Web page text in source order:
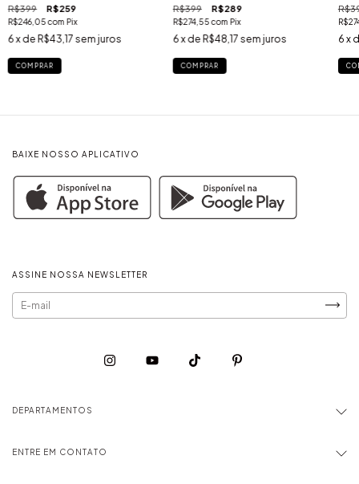
R$399 R$259
R$246,05com Pix
6x de R$43,17 sem juros
COMPRAR
R$399 R$289
R$274,55com Pix
6x de R$48,17 sem juros
COMPRAR
6 x
BAIXE NOSSO APLICATIVO
ASSINE NOSSA NEWSLETTER
DEPARTAMENTOS
ENTRE EM CONTATO